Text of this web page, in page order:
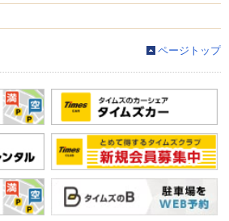
ページトップ